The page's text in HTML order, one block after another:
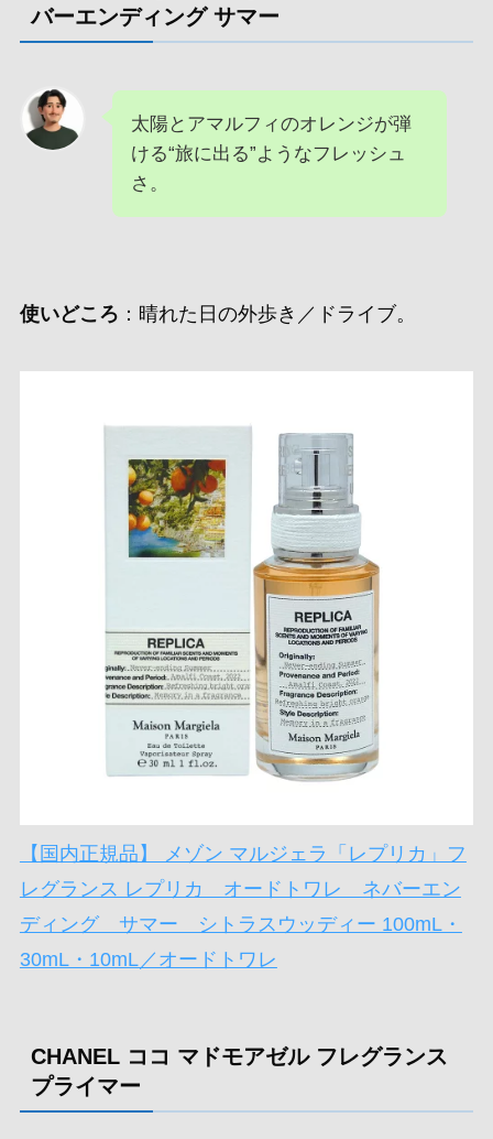
バーエンディング サマー
太陽とアマルフィのオレンジが弾
ける“旅に出る”ようなフレッシュ
さ。
使いどころ ：晴れた日の外歩き／ドライブ。
【国内正規品】 メゾン マルジェラ「レプリカ」フ
レグランス レプリカ オードトワレ ネバーエン
ディング サマー シトラスウッディー 100mL・
30mL・10mL／オードトワレ
CHANEL ココ マドモアゼル フレグランス
プライマー